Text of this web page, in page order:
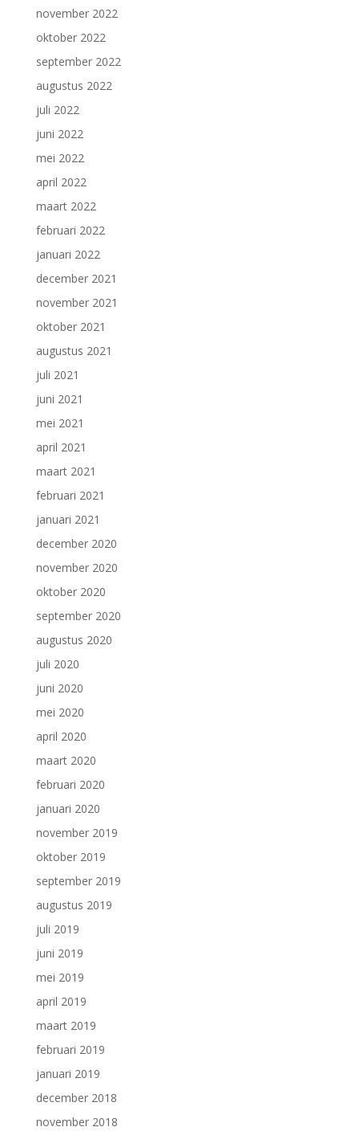
november 2022
oktober 2022
september 2022
augustus 2022
juli 2022
juni 2022
mei 2022
april 2022
maart 2022
februari 2022
januari 2022
december 2021
november 2021
oktober 2021
augustus 2021
juli 2021
juni 2021
mei 2021
april 2021
maart 2021
februari 2021
januari 2021
december 2020
november 2020
oktober 2020
september 2020
augustus 2020
juli 2020
juni 2020
mei 2020
april 2020
maart 2020
februari 2020
januari 2020
november 2019
oktober 2019
september 2019
augustus 2019
juli 2019
juni 2019
mei 2019
april 2019
maart 2019
februari 2019
januari 2019
december 2018
november 2018